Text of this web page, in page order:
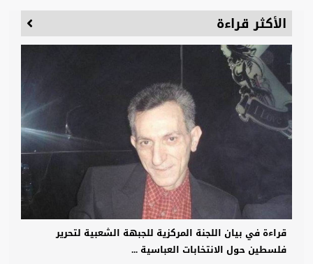
الأكثر قراءة
قراءة في بيان اللجنة المركزية للجبهة الشعبية لتحرير
فلسطين حول الانتخابات العباسية ...